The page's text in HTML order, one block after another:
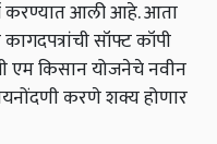
करण्यात आली आहे. आता
सॉफ्ट कॉपी
एम किसान योजनेचे नवीन
करणे शक्य होणार